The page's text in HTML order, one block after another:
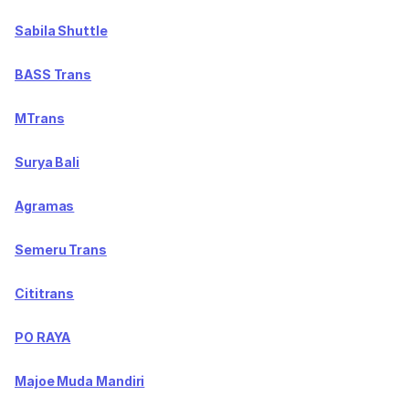
Sabila Shuttle
BASS Trans
MTrans
Surya Bali
Agramas
Semeru Trans
Cititrans
PO RAYA
Majoe Muda Mandiri